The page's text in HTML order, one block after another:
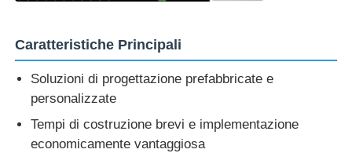
Caratteristiche Principali
Soluzioni di progettazione prefabbricate e
personalizzate
Tempi di costruzione brevi e implementazione
economicamente vantaggiosa